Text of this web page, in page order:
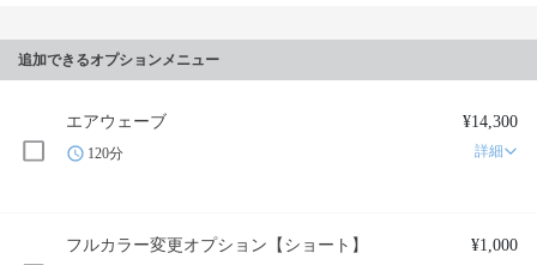
追加できるオプションメニュー
エアウェーブ ¥14,300
120分 詳細
フルカラー変更オプション【ショート】 ¥1,000